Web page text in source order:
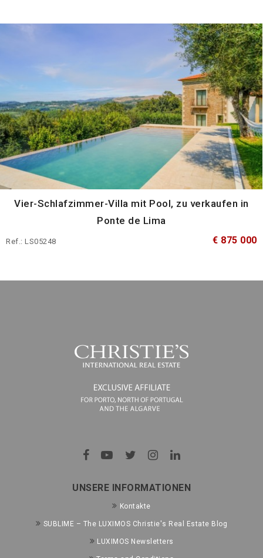
Vier-Schlafzimmer-Villa mit Pool, zu verkaufen in
Ponte de Lima
Ref.: LS05248 € 875 000
UNSERE INFORMATIONEN
Kontakte
SUBLIME – The LUXIMOS Christie's Real Estate Blog
LUXIMOS Newsletters